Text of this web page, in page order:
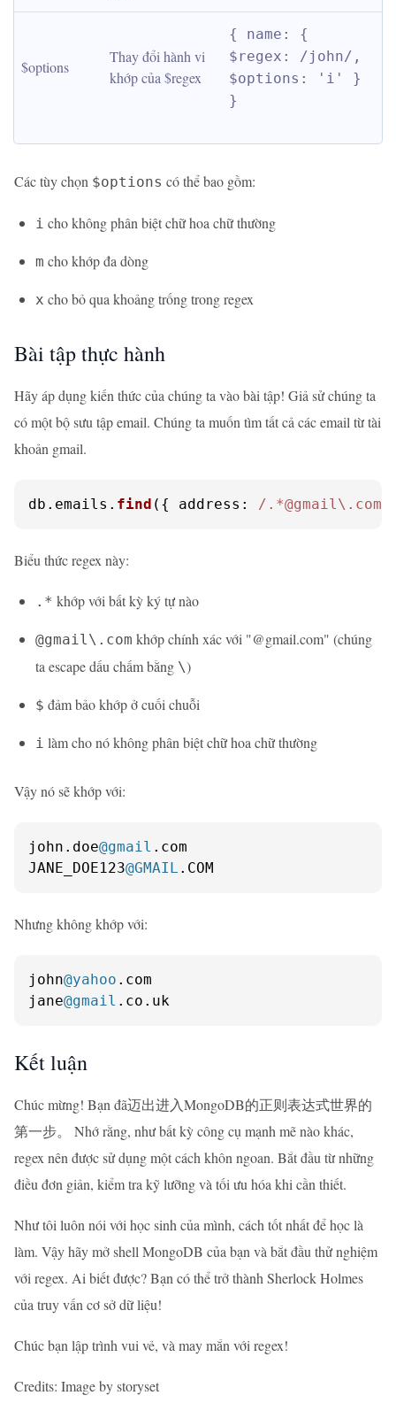
$options
Thay đổi hành vi
khớp của $regex
{ name: {
$regex: /john/,
$options: 'i' }
}
Các tùy chọn $options có thể bao gồm:
i cho không phân biệt chữ hoa chữ thường
m cho khớp đa dòng
x cho bỏ qua khoảng trống trong regex
Bài tập thực hành
Hãy áp dụng kiến thức của chúng ta vào bài tập! Giả sử chúng ta
có một bộ sưu tập email. Chúng ta muốn tìm tất cả các email từ tài
khoản gmail.
db. emails . find ({ address : /
Biểu thức regex này:
.* khớp với bất kỳ ký tự nào
@gmail\.com khớp chính xác với "@gmail.com" (chúng
ta escape dấu chấm bằng \)
$ đảm bảo khớp ở cuối chuỗi
i làm cho nó không phân biệt chữ hoa chữ thường
Vậy nó sẽ khớp với:
john.doe@gmail .com
JANE_DOE123@GMAIL .COM
Nhưng không khớp với:
john@yahoo .com
jane@gmail .co.uk
Kết luận
Chúc mừng! Bạn đã迈出进入MongoDB的正则表达式世界的
第一步。 Nhớ rằng, như bất kỳ công cụ mạnh mẽ nào khác,
regex nên được sử dụng một cách khôn ngoan. Bắt đầu từ những
điều đơn giản, kiểm tra kỹ lưỡng và tối ưu hóa khi cần thiết.
Như tôi luôn nói với học sinh của mình, cách tốt nhất để học là
làm. Vậy hãy mở shell MongoDB của bạn và bắt đầu thử nghiệm
với regex. Ai biết được? Bạn có thể trở thành Sherlock Holmes
của truy vấn cơ sở dữ liệu!
Chúc bạn lập trình vui vẻ, và may mắn với regex!
Credits: Image by storyset